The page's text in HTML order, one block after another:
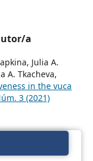
a
Julia A.
A. Tkacheva,
in the vuca
3 (2021)